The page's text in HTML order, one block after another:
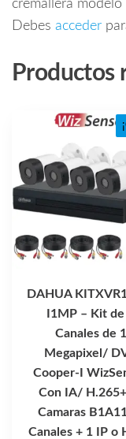
cremallera modelo
Debes acceder
Productos
DAHUA
I1MP – Kit de
Canales de 1
Megapixel/
Cooper-I
Con IA/
Camaras
Canales + 1 IP o